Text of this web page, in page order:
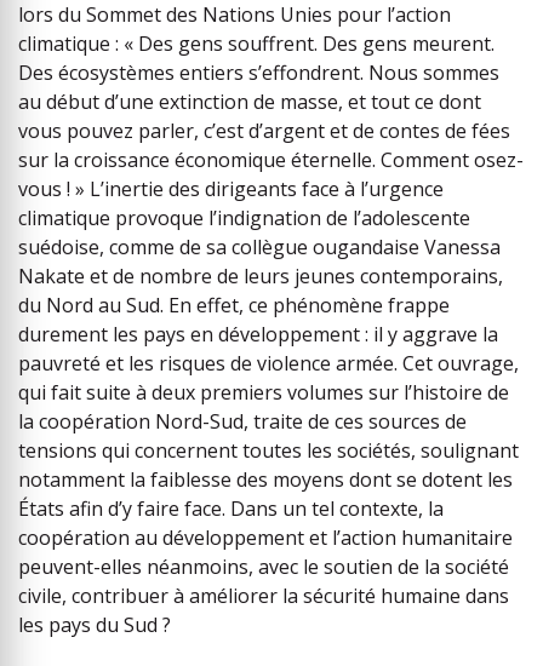
lors du Sommet des Nations Unies pour l’action
climatique : « Des gens souffrent. Des gens meurent.
Des écosystèmes entiers s’effondrent. Nous sommes
au début d’une extinction de masse, et tout ce dont
vous pouvez parler, c’est d’argent et de contes de fées
sur la croissance économique éternelle. Comment osez-
vous ! » L’inertie des dirigeants face à l’urgence
climatique provoque l’indignation de l’adolescente
suédoise, comme de sa collègue ougandaise Vanessa
Nakate et de nombre de leurs jeunes contemporains,
du Nord au Sud. En effet, ce phénomène frappe
durement les pays en développement : il y aggrave la
pauvreté et les risques de violence armée. Cet ouvrage,
qui fait suite à deux premiers volumes sur l’histoire de
la coopération Nord-Sud, traite de ces sources de
tensions qui concernent toutes les sociétés, soulignant
notamment la faiblesse des moyens dont se dotent les
États afin d’y faire face. Dans un tel contexte, la
coopération au développement et l’action humanitaire
peuvent-elles néanmoins, avec le soutien de la société
civile, contribuer à améliorer la sécurité humaine dans
les pays du Sud ?